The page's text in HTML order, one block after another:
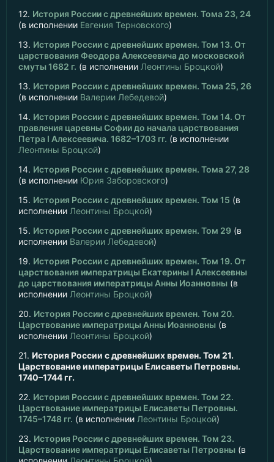
12. История России с древнейших времен. Тома 23, 24
(в исполнении Евгения Терновского)
13. История России с древнейших времен. Том 13. От
царствования Феодора Алексеевича до московской
смуты 1682 г. (в исполнении Леонтины Броцкой)
13. История России с древнейших времен. Тома 25, 26
(в исполнении Валерии Лебедевой)
14. История России с древнейших времен. Том 14. От
правления царевны Софии до начала царствования
Петра I Алексеевича. 1682–1703 гг. (в исполнении
Леонтины Броцкой)
14. История России с древнейших времен. Тома 27, 28
(в исполнении Юрия Заборовского)
15. История России с древнейших времен. Том 15 (в
исполнении Леонтины Броцкой)
15. История России с древнейших времен. Том 29 (в
исполнении Валерии Лебедевой)
19. История России с древнейших времен. Том 19. От
царствования императрицы Екатерины I Алексеевны
до царствования императрицы Анны Иоанновны (в
исполнении Леонтины Броцкой)
20. История России с древнейших времен. Том 20.
Царствование императрицы Анны Иоанновны (в
исполнении Леонтины Броцкой)
21. История России с древнейших времен. Том 21.
Царствование императрицы Елисаветы Петровны.
1740–1744 гг.
22. История России с древнейших времен. Том 22.
Царствование императрицы Елисаветы Петровны.
1745–1748 гг. (в исполнении Леонтины Броцкой)
23. История России с древнейших времен. Том 23.
Царствование императрицы Елисаветы Петровны (в